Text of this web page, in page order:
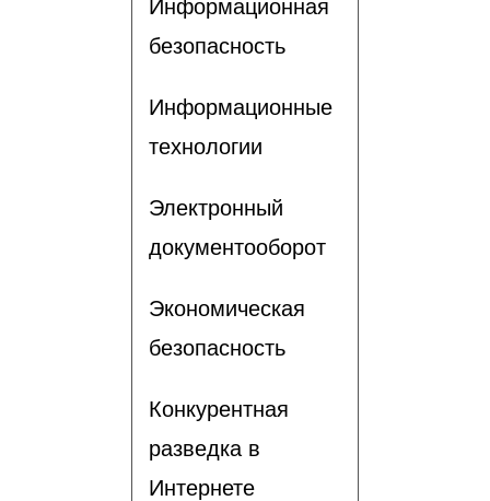
Информационная
безопасность
Информационные
технологии
Электронный
документооборот
Экономическая
безопасность
Конкурентная
разведка в
Интернете